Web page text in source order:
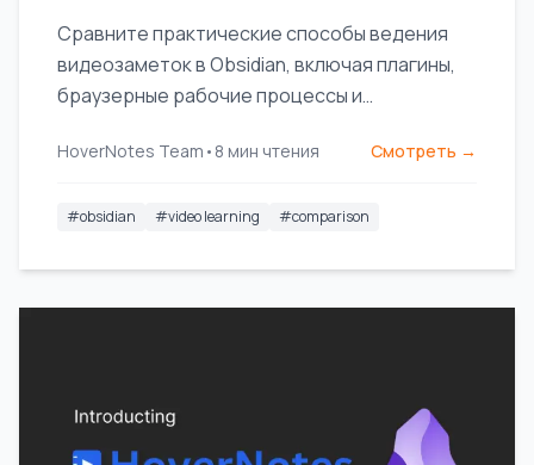
Сравните практические способы ведения
видеозаметок в Obsidian, включая плагины,
браузерные рабочие процессы и
визуального обучения.
HoverNotes Team • 8 мин чтения Смотреть →
#obsidian #video learning #comparison